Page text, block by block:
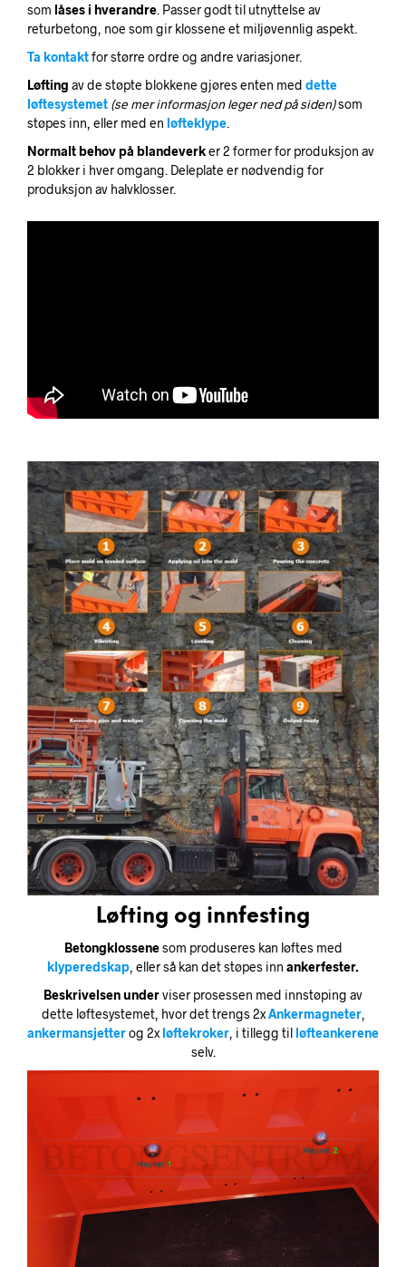
som låsesi hverandre. Passer godt til utnyttelse av
returbetong, noe som gir klossene et miljøvennlig aspekt.
Ta kontaktfor større ordre og andre variasjoner.
Løfting av de støpte blokkene gjøres enten med dette
løftesystemet (se mer informasjon leger ned på siden)som
støpes inn, eller med en løfteklype.
Normalt behov på blandeverker 2 former for produksjon av
2 blokker i hver omgang. Deleplate er nødvendig for
produksjon av halvklosser.
Løfting og innfesting
Betongklossenesom produseres kan løftes med
klyperedskap, eller så kan det støpes inn ankerfester.
Beskrivelsen underviser prosessen med innstøping av
dette løftesystemet, hvor det trengs 2xAnkermagneter,
ankermansjetterog 2x løftekroker, i tillegg til løfteankerene
selv.